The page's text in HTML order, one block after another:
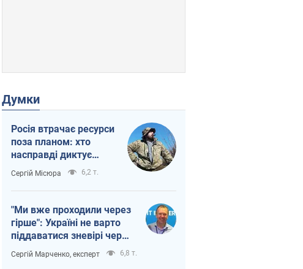
Думки
Росія втрачає ресурси
поза планом: хто
насправді диктує
темп війни
Сергій Місюра 6,2 т.
"Ми вже проходили через
гірше": Україні не варто
піддаватися зневірі через
ракетний терор
Сергій Марченко, експерт 6,8 т.